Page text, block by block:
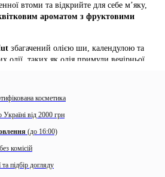
втоми та відкрийте для себе м’яку,
ароматом з фруктовими
збагачений олією ши, календулою та
олії, таких як олія примули вечірньої,
мигдалю, сафлору та апельсинової олії.
сульфатів, формальдегіду, парабенів,
делікатно відлущують ороговілі клітини
рідин, що сприяє усуненню
косметика
Україні від 2000 грн
(до 16:00)
комісій
та підбір догляду